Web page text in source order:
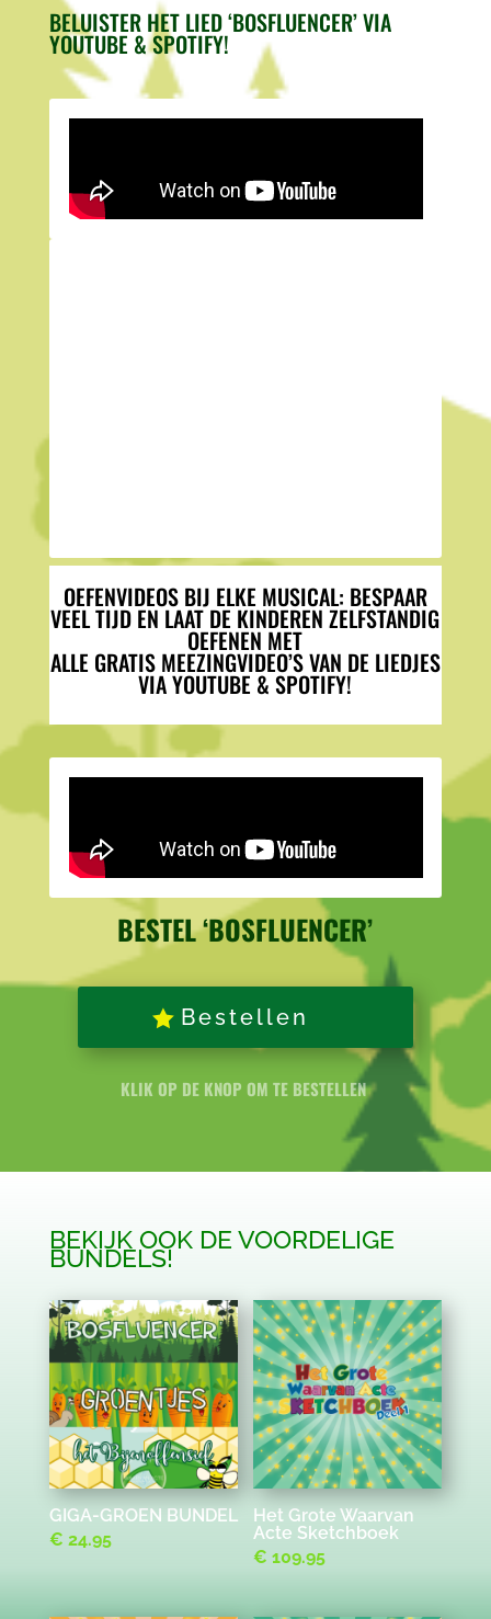
BELUISTER HET LIED ‘BOSFLUENCER’ VIA
YOUTUBE & SPOTIFY!
OEFENVIDEOS BIJ ELKE MUSICAL: BESPAAR
VEEL TIJD EN LAAT DE KINDEREN ZELFSTANDIG
OEFENEN MET
ALLE GRATIS MEEZINGVIDEO’S VAN DE LIEDJES
VIA YOUTUBE & SPOTIFY!
BESTEL ‘BOSFLUENCER’
Bestellen
KLIK OP DE KNOP OM TE BESTELLEN
BEKIJK OOK DE VOORDELIGE
BUNDELS!
GIGA-GROEN BUNDEL
€ 24.95
Het Grote Waarvan
Acte Sketchboek
€ 109.95